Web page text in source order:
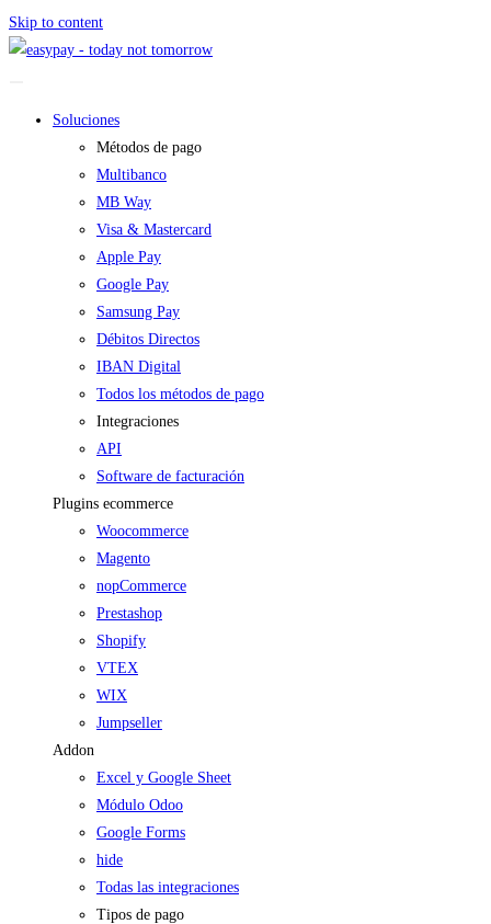
Skip to content
Soluciones
Métodos de pago
Multibanco
MB Way
Visa & Mastercard
Apple Pay
Google Pay
Samsung Pay
Débitos Directos
IBAN Digital
Todos los métodos de pago
Integraciones
API
Software de facturación
Plugins ecommerce
Woocommerce
Magento
nopCommerce
Prestashop
Shopify
VTEX
WIX
Jumpseller
Addon
Excel y Google Sheet
Módulo Odoo
Google Forms
hide
Todas las integraciones
Tipos de pago